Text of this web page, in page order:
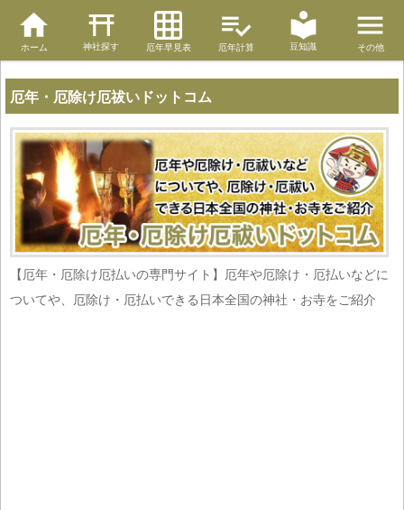
ホーム 神社探す 厄年早見表 厄年計算 豆知識 その他
厄年・厄除け厄祓いドットコム
【厄年・厄除け厄払いの専門サイト】厄年や厄除け・厄払いなどに
ついてや、厄除け・厄払いできる日本全国の神社・お寺をご紹介